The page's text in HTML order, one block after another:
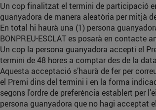
Un cop finalitzat el termini de participació
guanyadora de manera aleatòria per mitjà
En total hi haurà una (1) persona
BONPREU-ESCLAT es posarà en
Un cop la persona guanyadora accepti el
termini de 48 hores a comptar des de la
Aquesta acceptació s’haurà de fer per
el Premi dins del termini i en la forma
segons l'ordre de preferència establert per
persona guanyadora que no hagi acceptat